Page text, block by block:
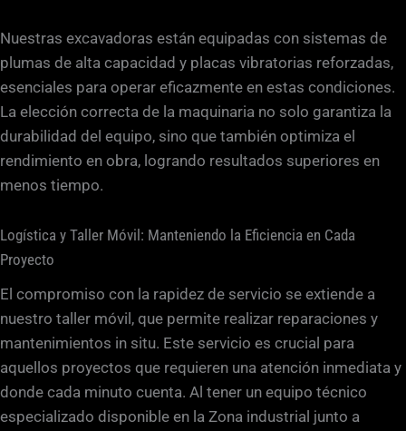
Nuestras excavadoras están equipadas con sistemas de
plumas de alta capacidad y placas vibratorias reforzadas,
esenciales para operar eficazmente en estas condiciones.
La elección correcta de la maquinaria no solo garantiza la
durabilidad del equipo, sino que también optimiza el
rendimiento en obra, logrando resultados superiores en
menos tiempo.
Logística y Taller Móvil: Manteniendo la Eficiencia en Cada
Proyecto
El compromiso con la rapidez de servicio se extiende a
nuestro taller móvil, que permite realizar reparaciones y
mantenimientos in situ. Este servicio es crucial para
aquellos proyectos que requieren una atención inmediata y
donde cada minuto cuenta. Al tener un equipo técnico
especializado disponible en la Zona industrial junto a